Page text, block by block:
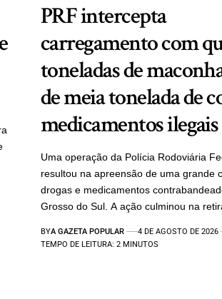
PRF intercepta
carregamento com
toneladas de
de meia tonelada de
medicamentos
Uma operação da Polícia Rodoviária
resultou na apreensão de uma grande
drogas e medicamentos
Grosso do Sul. A ação culminou na
BYA GAZETA POPULAR
4 DE AGOSTO DE 2026
TEMPO DE LEITURA: 2 MINUTOS